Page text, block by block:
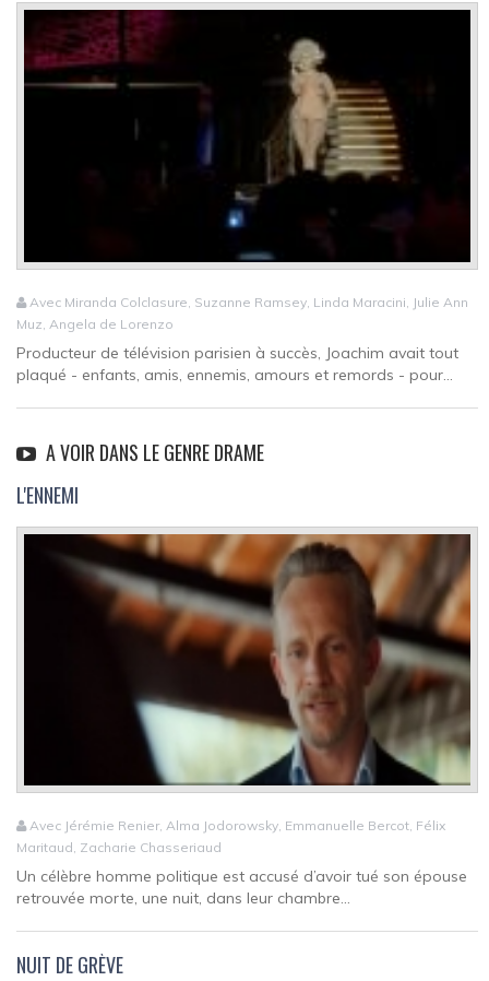
Avec Miranda Colclasure, Suzanne Ramsey, Linda Maracini, Julie Ann
Muz, Angela de Lorenzo
Producteur de télévision parisien à succès, Joachim avait tout
plaqué - enfants, amis, ennemis, amours et remords - pour...
A VOIR DANS LE GENRE DRAME
L'ENNEMI
Avec Jérémie Renier, Alma Jodorowsky, Emmanuelle Bercot, Félix
Maritaud, Zacharie Chasseriaud
Un célèbre homme politique est accusé d’avoir tué son épouse
retrouvée morte, une nuit, dans leur chambre...
NUIT DE GRÈVE